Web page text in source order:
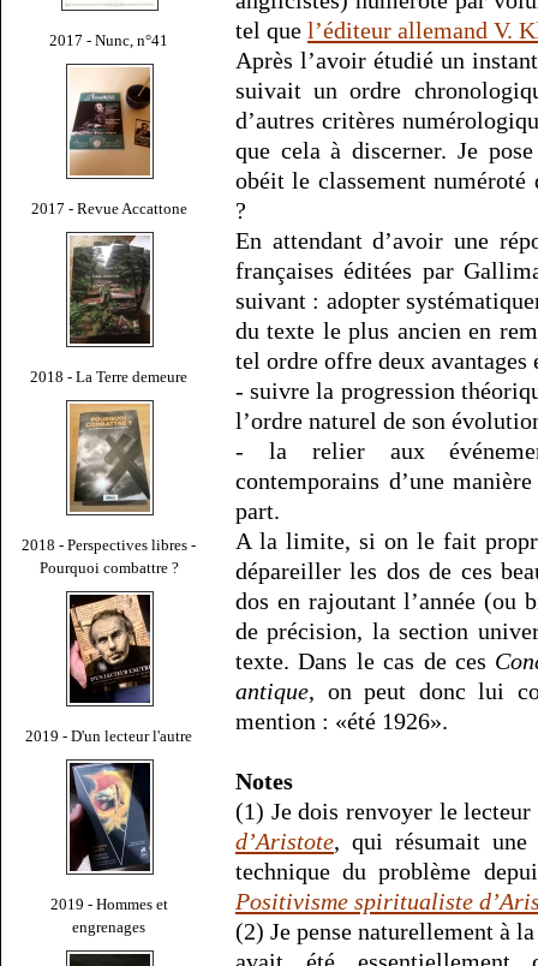
2017 - Nunc, n°41
2017 - Revue Accattone
2018 - La Terre demeure
2018 - Perspectives libres -
Pourquoi combattre ?
2019 - D'un lecteur l'autre
2019 - Hommes et
engrenages
tel que l’éditeur allemand V.
Après l’avoir étudié un
suivait un ordre
d’autres critères
que cela à discerner. Je
obéit le classement
?
En attendant d’avoir une
françaises éditées par
suivant : adopter
du texte le plus ancien en
tel ordre offre deux avantages
- suivre la progression
l’ordre naturel de son
- la relier aux
contemporains d’une
part.
A la limite, si on le fait
dépareiller les dos de ces
dos en rajoutant l’année (ou
de précision, la section
texte. Dans le cas de ces
antique, on peut donc lui
mention : «été 1926».
Notes
(1) Je dois renvoyer le
d’Aristote, qui résumait une
technique du problème
Positivisme spiritualiste
(2) Je pense naturellement à
avait été essentiellement